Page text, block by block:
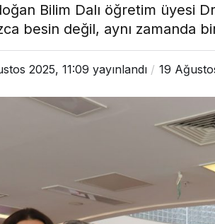
Bilim Dalı öğretim üyesi
besin değil, aynı zamanda
2025, 11:09 yayınlandı 19